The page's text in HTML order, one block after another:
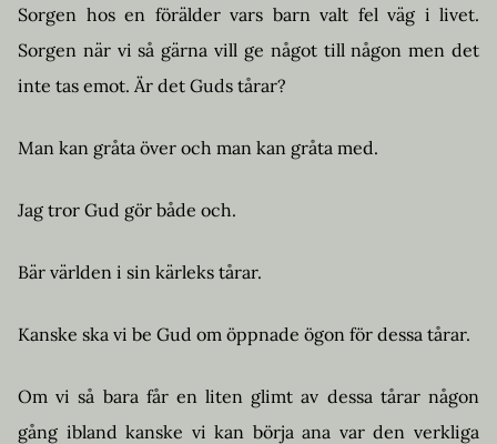
Sorgen hos en förälder vars barn valt fel väg i livet.
Sorgen när vi så gärna vill ge något till någon men det
inte tas emot. Är det Guds tårar?
Man kan gråta över och man kan gråta med.
Jag tror Gud gör både och.
Bär världen i sin kärleks tårar.
Kanske ska vi be Gud om öppnade ögon för dessa tårar.
Om vi så bara får en liten glimt av dessa tårar någon
gång ibland kanske vi kan börja ana var den verkliga